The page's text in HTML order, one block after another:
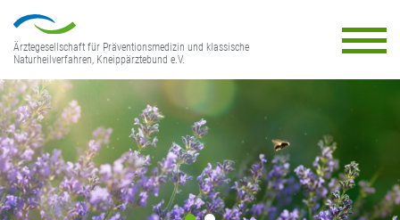
Ärztegesellschaft für Präventionsmedizin und klassische
Naturheilverfahren, Kneippärztebund e.V.